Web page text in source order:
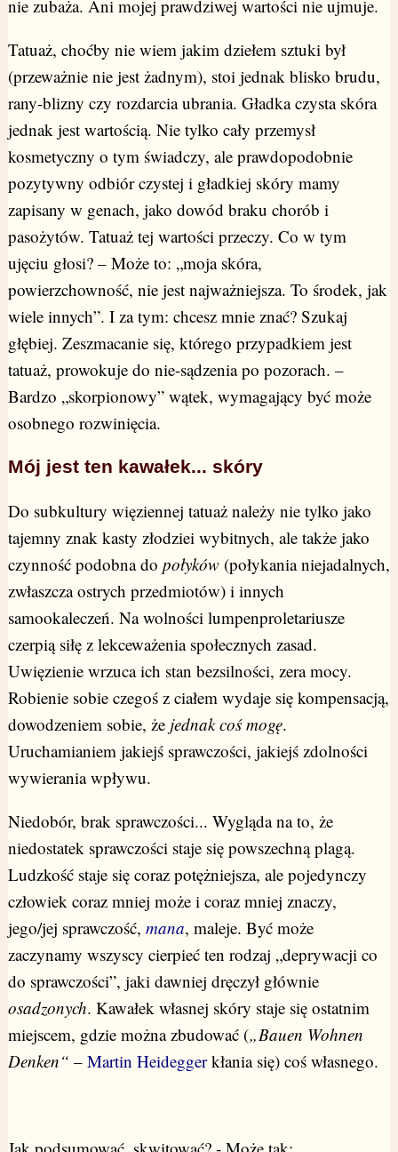
nie zubaża. Ani mojej prawdziwej wartości nie ujmuje.
Tatuaż, choćby nie wiem jakim dziełem sztuki był
(przeważnie nie jest żadnym), stoi jednak blisko brudu,
rany-blizny czy rozdarcia ubrania. Gładka czysta skóra
jednak jest wartością. Nie tylko cały przemysł
kosmetyczny o tym świadczy, ale prawdopodobnie
pozytywny odbiór czystej i gładkiej skóry mamy
zapisany w genach, jako dowód braku chorób i
pasożytów. Tatuaż tej wartości przeczy. Co w tym
ujęciu głosi? – Może to: „moja skóra,
powierzchowność, nie jest najważniejsza. To środek, jak
wiele innych”. I za tym: chcesz mnie znać? Szukaj
głębiej. Zeszmacanie się, którego przypadkiem jest
tatuaż, prowokuje do nie-sądzenia po pozorach. –
Bardzo „skorpionowy” wątek, wymagający być może
osobnego rozwinięcia.
Mój jest ten kawałek... skóry
Do subkultury więziennej tatuaż należy nie tylko jako
tajemny znak kasty złodziei wybitnych, ale także jako
czynność podobna do połyków(połykania niejadalnych,
zwłaszcza ostrych przedmiotów) i innych
samookaleczeń. Na wolności lumpenproletariusze
czerpią siłę z lekceważenia społecznych zasad.
Uwięzienie wrzuca ich stan bezsilności, zera mocy.
Robienie sobie czegoś z ciałem wydaje się kompensacją,
dowodzeniem sobie, że jednak coś mogę.
Uruchamianiem jakiejś sprawczości, jakiejś zdolności
wywierania wpływu.
Niedobór, brak sprawczości... Wygląda na to, że
niedostatek sprawczości staje się powszechną plagą.
Ludzkość staje się coraz potężniejsza, ale pojedynczy
człowiek coraz mniej może i coraz mniej znaczy,
jego/jej sprawczość, mana, maleje. Być może
zaczynamy wszyscy cierpieć ten rodzaj „deprywacji co
do sprawczości”, jaki dawniej dręczył głównie
osadzonych. Kawałek własnej skóry staje się ostatnim
miejscem, gdzie można zbudować („Bauen Wohnen
Denken“ – Martin Heideggerkłania się) coś własnego.